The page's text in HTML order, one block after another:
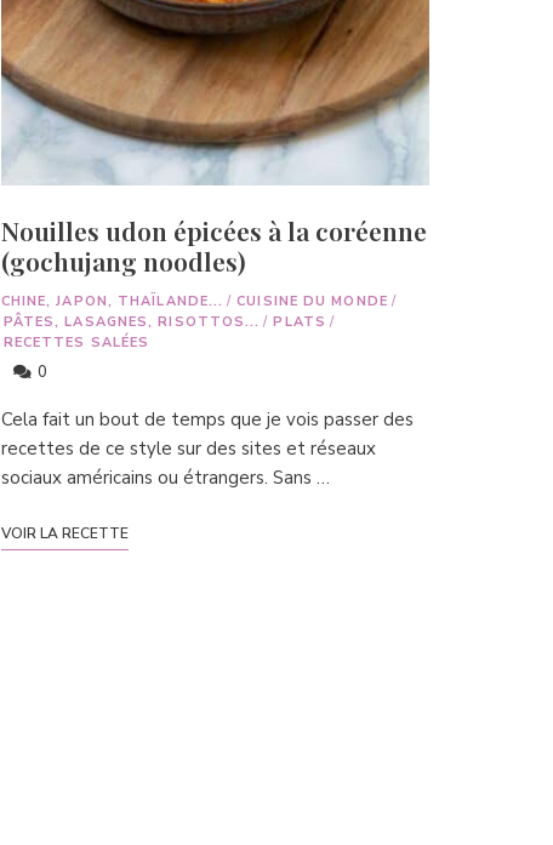
Nouilles udon épicées à la coréenne
(gochujang noodles)
CHINE, JAPON, THAÏLANDE... / CUISINE DU MONDE /
PÂTES, LASAGNES, RISOTTOS... / PLATS /
RECETTES SALÉES
0
Cela fait un bout de temps que je vois passer des
recettes de ce style sur des sites et réseaux
sociaux américains ou étrangers. Sans …
VOIR LA RECETTE